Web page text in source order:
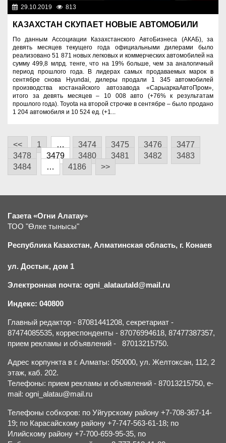
29.10.2019 813
КАЗАХСТАН СКУПАЕТ НОВЫЕ АВТОМОБИЛИ
По данным Ассоциации Казахстанского АвтоБизнеса (АКАБ), за
девять месяцев текущего года официальными дилерами было
реализовано 51 871 новых легковых и коммерческих автомобилей на
сумму 499,8 млрд. тенге, что на 19% больше, чем за аналогичный
период прошлого года. В лидерах самых продаваемых марок в
сентябре снова Hyundai, дилеры продали 1 345 автомобилей
производства костанайского автозавода «СарыаркаАвтоПром»,
итого за девять месяцев – 10 008 авто (+76% к результатам
прошлого года). Toyota на второй строчке в сентябре – было продано
1 204 автомобиля и 10 524 ед. (+1...
<< 1 … 3474 3475 3476
3477
3478
3479 3480 3481 3482
3483
3484
… 4186 >>
Газета «Огни Алатау»
ТОО "Өлке тынысы"
Республика Казахстан, Алматинская область, г. Конаев
ул. Достык, дом 1
Электронная почта: ogni_alatautald@mail.ru
Индекс: 040800
Главный редактор - 87081441208, секретариат -
87474085535, корреспонденты - 87076994618, 87477387357,
прием рекламы и объявлений - 87013215750.
Адрес корпункта в г. Алматы: 050000, ул. Желтоксан, 112, 2
этаж, каб. 202.
Телефоны: прием рекламы и объявлений - 87013215750, e-
mail: ogni_alatau@mail.ru
Телефоны собкоров: по Уйгурскому району +7-708-367-14-
19; по Карасайскому району +7-747-563-61-18; по
Илийскому району +7-700-659-95-35, по